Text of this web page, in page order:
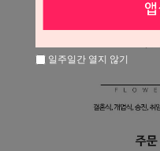
일주일간 열지 않기